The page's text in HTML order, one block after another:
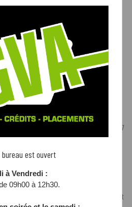
chaque année.
fiscal :
si vous optez pour le deuxième
annuel compris entre 990 et 1.188
euros, vous bénéficiez d'un avantage
euros. Soit 47 euros de moins que les 297
de 990 euros dans le premier régime
30 %.
atteindre 705 euros si vous versez le
Le plafond de l'épargne à long terme est
bureau est ouvert
à Vendredi :
09h00 à 12h30.